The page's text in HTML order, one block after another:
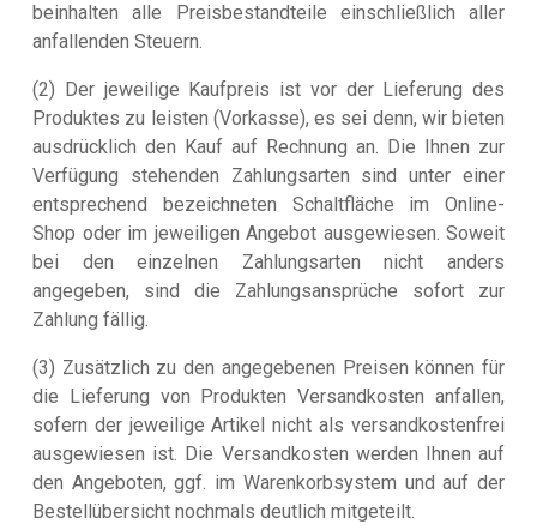
beinhalten alle Preisbestandteile einschließlich aller
anfallenden Steuern.
(2) Der jeweilige Kaufpreis ist vor der Lieferung des
Produktes zu leisten (Vorkasse), es sei denn, wir bieten
ausdrücklich den Kauf auf Rechnung an. Die Ihnen zur
Verfügung stehenden Zahlungsarten sind unter einer
entsprechend bezeichneten Schaltfläche im Online-
Shop oder im jeweiligen Angebot ausgewiesen. Soweit
bei den einzelnen Zahlungsarten nicht anders
angegeben, sind die Zahlungsansprüche sofort zur
Zahlung fällig.
(3) Zusätzlich zu den angegebenen Preisen können für
die Lieferung von Produkten Versandkosten anfallen,
sofern der jeweilige Artikel nicht als versandkostenfrei
ausgewiesen ist. Die Versandkosten werden Ihnen auf
den Angeboten, ggf. im Warenkorbsystem und auf der
Bestellübersicht nochmals deutlich mitgeteilt.